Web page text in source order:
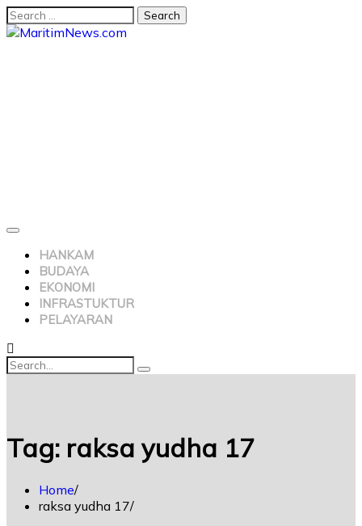
HANKAM
BUDAYA
EKONOMI
INFRASTUKTUR
PELAYARAN
Tag: raksa yudha 17
Home
raksa yudha 17